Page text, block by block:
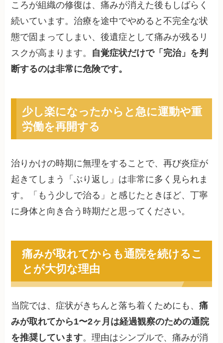
ころが組織の修復は、痛みが消えた後もしばらく
続いています。治療を途中でやめると不完全な状
態で固まってしまい、後遺症として痛みが残るリ
スクが高まります。 自覚症状だけで「完治」を判
断するのは非常に危険です。
少し楽になったからと急に運動や重
労働を再開する
治りかけの時期に無理をすることで、再び炎症が
起きてしまう「ぶり返し」は非常に多く見られま
す。「もう少しで治る」と感じたときほど、丁寧
に身体と向き合う時期だと思ってください。
痛みが取れてからも通院を続けるこ
とが大切な理由
当院では、症状がきちんと落ち着くためにも、痛
みが取れてから1〜2ヶ月は経過観察のための通院
を推奨しています。理由はシンプルで、痛みが消